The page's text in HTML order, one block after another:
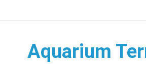
Aquarium